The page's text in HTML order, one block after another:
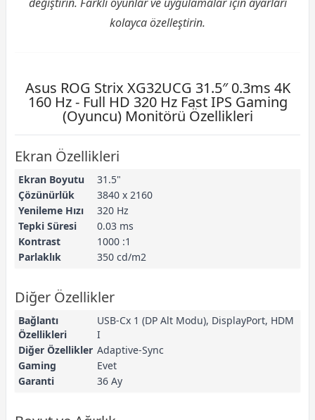
kolayca özelleştirin.
Asus ROG Strix XG32UCG 31.5″ 0.3ms 4K
160 Hz - Full HD 320 Hz Fast IPS Gaming
(Oyuncu) Monitörü Özellikleri
Ekran Özellikleri
Ekran Boyutu
31.5"
Çözünürlük
3840 x 2160
Yenileme Hızı
320 Hz
Tepki Süresi
0.03 ms
Kontrast
1000 :1
Parlaklık
350 cd/m2
Diğer Özellikler
Bağlantı
Özellikleri
USB-Cx 1 (DP Alt Modu), DisplayPort, HDM
I
Diğer Özellikler Adaptive-Sync
Gaming
Evet
Garanti
36 Ay